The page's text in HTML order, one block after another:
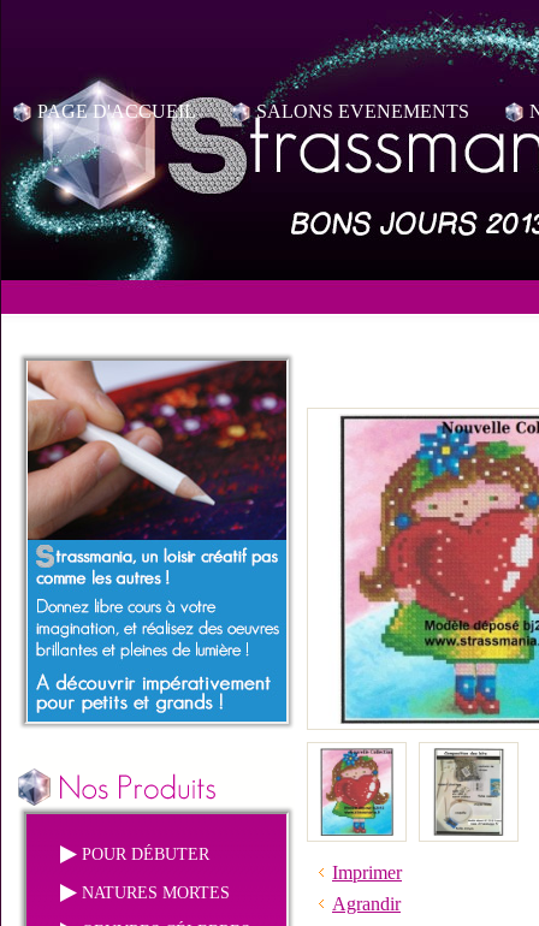
PAGE D'ACCUEIL SALONS EVENEMENTS
POUR DÉBUTER
NATURES MORTES
Imprimer
Agrandir